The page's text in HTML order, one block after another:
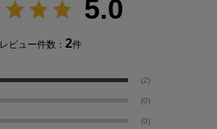
5.0
レビュー件数：2件
(2)
(0)
(0)